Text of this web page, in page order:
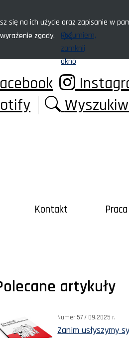
na ich użycie oraz zapisanie w
zgody.
Rozumiem,
zamknij
okno
Kontakt
artykuły
Numer 57 / 09.2025 r.
Zanim usłyszymy